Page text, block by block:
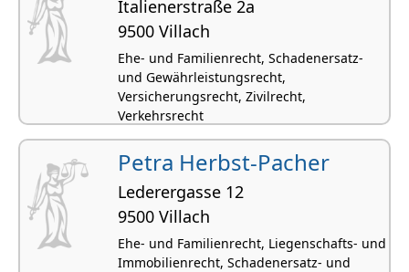
Italienerstraße 2a
9500 Villach
Ehe- und Familienrecht, Schadenersatz-
und Gewährleistungsrecht,
Versicherungsrecht, Zivilrecht,
Verkehrsrecht
Petra Herbst-Pacher
Lederergasse 12
9500 Villach
Ehe- und Familienrecht, Liegenschafts- und
Immobilienrecht, Schadenersatz- und